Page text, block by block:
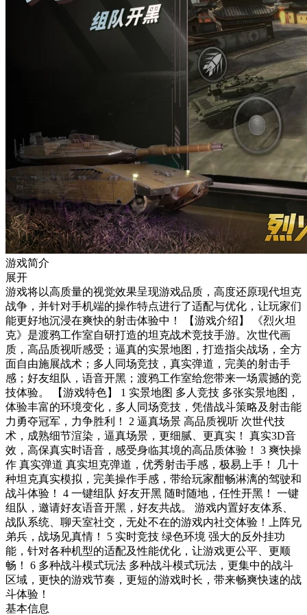
游戏简介
展开
游戏将以高质量的视觉效果呈现游戏品质，高度还原现代坦克
战争，并针对手机端的操作特点进行了适配与优化，让玩家们
能更好地沉浸在爽快的射击体验中！ 【游戏介绍】 《烈火坦
克》是渡鸦工作室自研打造的坦克战术竞技手游。次世代画
质，高品质视听感受；逼真的实景地图，打造指尖战场，全方
面自由施展战术；多人同场竞技，真实弹道，完美的射击手
感；好友组队，语音开黑；渡鸦工作室给您带来一场震撼的竞
技体验。 【游戏特色】 1 实景地图 多人竞技 多张实景地图，
体验丰富的环境变化，多人同场竞技，凭借战斗策略及射击能
力勇夺冠军，力争胜利！ 2 逼真场景 高品质视听 次世代技
术，成熟细节渲染，逼真场景，更细腻、更真实！ 真实3D音
效，高保真实时语音，感受身临其境的高品质体验！ 3 爽快操
作 真实弹道 真实坦克弹道，优秀射击手感，极易上手！ 几十
种坦克真实模拟，完美操作手感，带给玩家酣畅淋漓的驾驶和
战斗体验！ 4 一键组队 好友开黑 随时随地，任性开黑！ 一键
组队，邀请好友语音开黑，好友共战。 游戏内置好友体系、
战队系统、聊天室社交，无处不在的游戏内社交体验！上阵兄
弟兵，战场见真情！ 5 实时竞技 绿色环境 强大的反外挂功
能，针对各种机型的适配及性能优化，让游戏更公平、更顺
畅！ 6 多种战斗模式玩法 多种战斗模式玩法，更集中的战斗
区域，更快的游戏节奏，更短的游戏时长，带来畅爽快速的战
斗体验！
基本信息